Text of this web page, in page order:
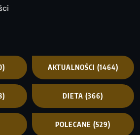
AKTUALNOŚCI (1464)
DIETA (366)
POLECANE (529)